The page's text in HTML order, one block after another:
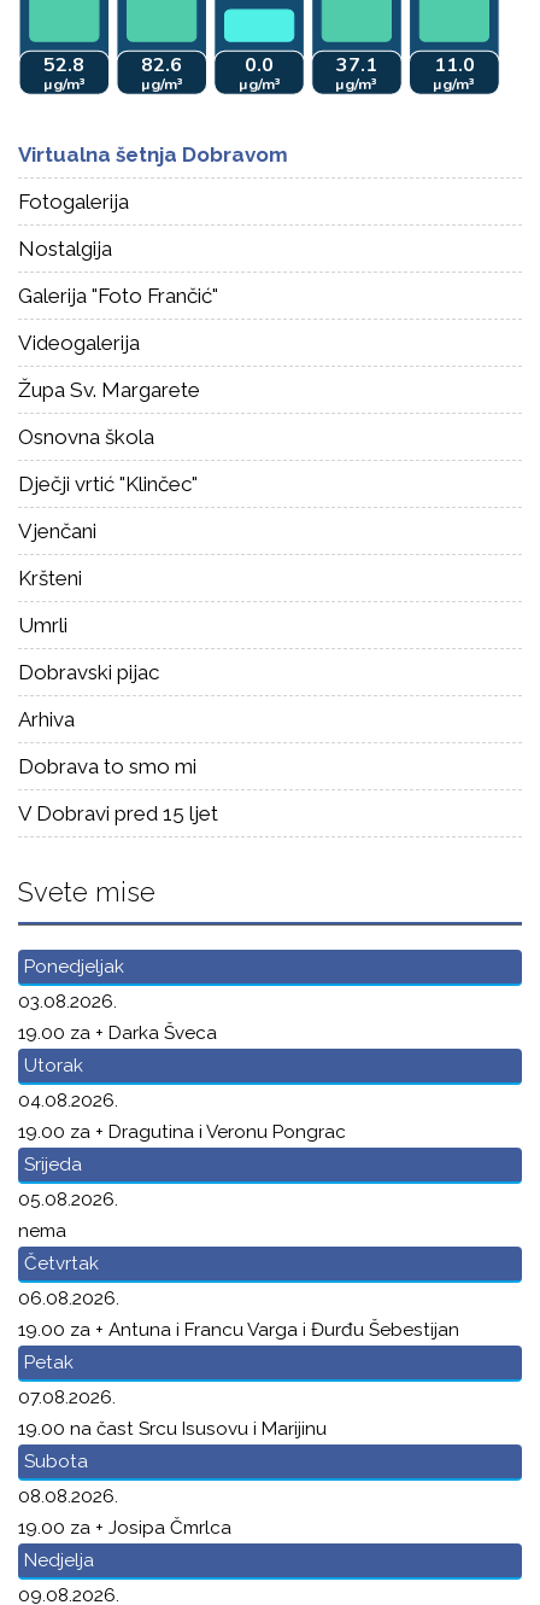
Virtualna šetnja Dobravom
Fotogalerija
Nostalgija
Galerija "Foto Frančić"
Videogalerija
Župa Sv. Margarete
Osnovna škola
Dječji vrtić "Klinčec"
Vjenčani
Kršteni
Umrli
Dobravski pijac
Arhiva
Dobrava to smo mi
V Dobravi pred 15 ljet
Svete mise
Ponedjeljak
03.08.2026.
19.00 za + Darka Šveca
Utorak
04.08.2026.
19.00 za + Dragutina i Veronu Pongrac
Srijeda
05.08.2026.
nema
Četvrtak
06.08.2026.
19.00 za + Antuna i Francu Varga i Đurđu Šebestijan
Petak
07.08.2026.
19.00 na čast Srcu Isusovu i Marijinu
Subota
08.08.2026.
19.00 za + Josipa Čmrlca
Nedjelja
09.08.2026.